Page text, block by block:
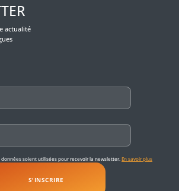
actualité
données soient utilisées pour recevoir la newsletter.En savoir plus